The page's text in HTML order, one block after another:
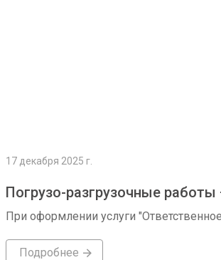
17 декабря 2025 г.
Погрузо-разгрузочные
При оформлении услуги
Подробнее